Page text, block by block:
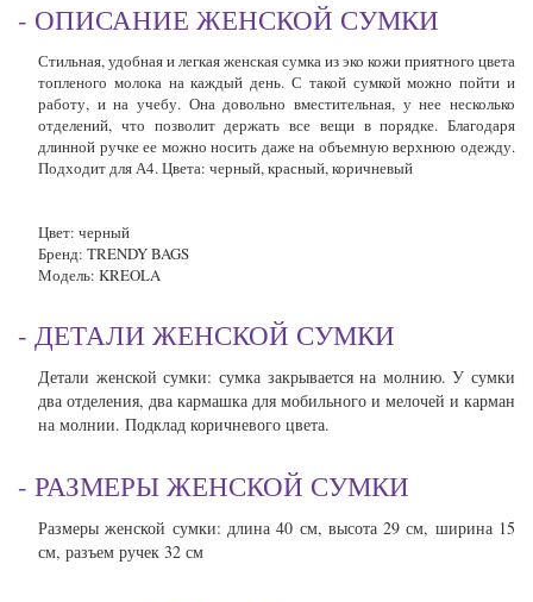
- ОПИСАНИЕ ЖЕНСКОЙ СУМКИ
Стильная, удобная и легкая женская сумка из эко кожи приятного цвета
топленого молока на каждый день. С такой сумкой можно пойти и
работу, и на учебу. Она довольно вместительная, у нее несколько
отделений, что позволит держать все вещи в порядке. Благодаря
длинной ручке ее можно носить даже на объемную верхнюю одежду.
Подходит для А4. Цвета: черный, красный, коричневый
Цвет: черный
Бренд: TRENDY BAGS
Модель: KREOLA
- ДЕТАЛИ ЖЕНСКОЙ СУМКИ
Детали женской сумки: сумка закрывается на молнию. У сумки
два отделения, два кармашка для мобильного и мелочей и карман
на молнии. Подклад коричневого цвета.
- РАЗМЕРЫ ЖЕНСКОЙ СУМКИ
Размеры женской сумки: длина 40 см, высота 29 см, ширина 15
см, разъем ручек 32 см